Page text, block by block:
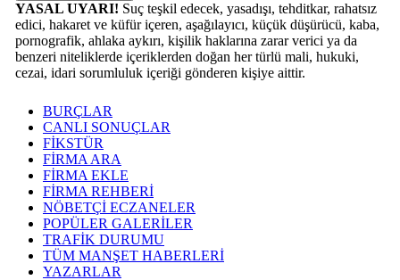
YASAL UYARI! Suç teşkil edecek, yasadışı, tehditkar, rahatsız
edici, hakaret ve küfür içeren, aşağılayıcı, küçük düşürücü, kaba,
pornografik, ahlaka aykırı, kişilik haklarına zarar verici ya da
benzeri niteliklerde içeriklerden doğan her türlü mali, hukuki,
cezai, idari sorumluluk içeriği gönderen kişiye aittir.
BURÇLAR
CANLI SONUÇLAR
FİKSTÜR
FİRMA ARA
FİRMA EKLE
FİRMA REHBERİ
NÖBETÇİ ECZANELER
POPÜLER GALERİLER
TRAFİK DURUMU
TÜM MANŞET HABERLERİ
YAZARLAR